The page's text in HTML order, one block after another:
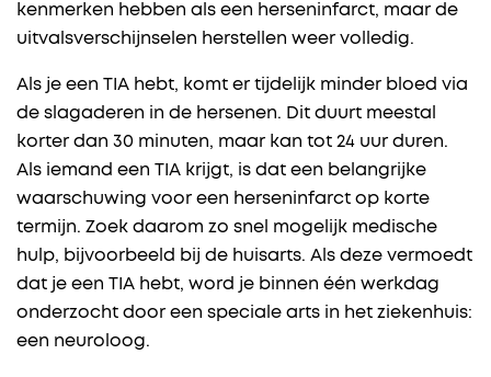
kenmerken hebben als een herseninfarct, maar de
uitvalsverschijnselen herstellen weer volledig.
Als je een TIA hebt, komt er tijdelijk minder bloed via
de slagaderen in de hersenen. Dit duurt meestal
korter dan 30 minuten, maar kan tot 24 uur duren.
Als iemand een TIA krijgt, is dat een belangrijke
waarschuwing voor een herseninfarct op korte
termijn. Zoek daarom zo snel mogelijk medische
hulp, bijvoorbeeld bij de huisarts. Als deze vermoedt
dat je een TIA hebt, word je binnen één werkdag
onderzocht door een speciale arts in het ziekenhuis:
een neuroloog.